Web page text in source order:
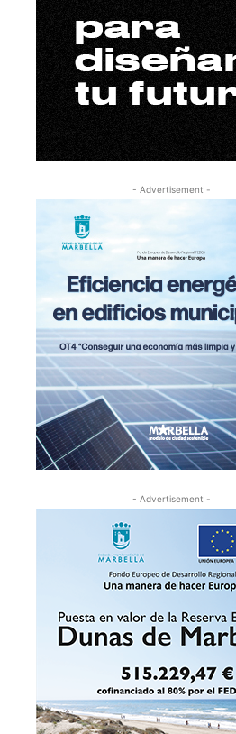
- Advertisement -
- Advertisement -